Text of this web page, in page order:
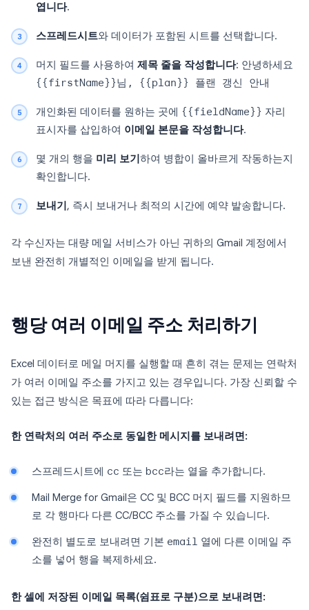
엽니다.
스프레드시트와 데이터가 포함된 시트를 선택합니다.
머지 필드를 사용하여 제목 줄을 작성합니다: 안녕하세요
{{firstName}}님, {{plan}} 플랜 갱신 안내
개인화된 데이터를 원하는 곳에 {{fieldName}} 자리
표시자를 삽입하여 이메일 본문을 작성합니다.
몇 개의 행을 미리 보기 하여 병합이 올바르게 작동하는지
확인합니다.
보내기 , 즉시 보내거나 최적의 시간에 예약 발송합니다.
각 수신자는 대량 메일 서비스가 아닌 귀하의 Gmail 계정에서
보낸 완전히 개별적인 이메일을 받게 됩니다.
행당 여러 이메일 주소 처리하기
Excel 데이터로 메일 머지를 실행할 때 흔히 겪는 문제는 연락처
가 여러 이메일 주소를 가지고 있는 경우입니다. 가장 신뢰할 수
있는 접근 방식은 목표에 따라 다릅니다:
한 연락처의 여러 주소로 동일한 메시지를 보내려면:
스프레드시트에 cc 또는 bcc라는 열을 추가합니다.
Mail Merge for Gmail은 CC 및 BCC 머지 필드를 지원하므
로 각 행마다 다른 CC/BCC 주소를 가질 수 있습니다.
완전히 별도로 보내려면 기본 email 열에 다른 이메일 주
소를 넣어 행을 복제하세요.
한 셀에 저장된 이메일 목록(쉼표로 구분)으로 보내려면: